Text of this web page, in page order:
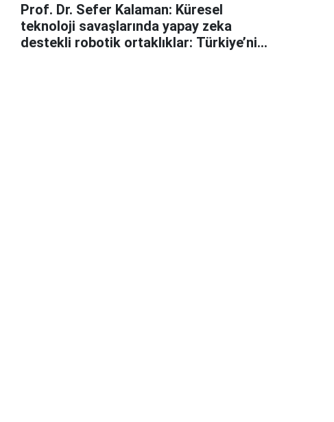
Prof. Dr. Sefer Kalaman: Küresel
teknoloji savaşlarında yapay zeka
destekli robotik ortaklıklar: Türkiye’nin